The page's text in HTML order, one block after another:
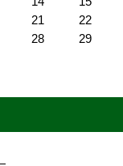
21
22
28
29